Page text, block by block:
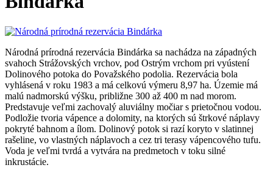
Národná prírodná rezervácia Bindárka sa nachádza na západných
svahoch Strážovských vrchov, pod Ostrým vrchom pri vyústení
Dolinového potoka do Považského podolia. Rezervácia bola
vyhlásená v roku 1983 a má celkovú výmeru 8,97 ha. Územie má
malú nadmorskú výšku, približne 300 až 400 m nad morom.
Predstavuje veľmi zachovalý aluviálny močiar s prietočnou vodou.
Podložie tvoria vápence a dolomity, na ktorých sú štrkové náplavy
pokryté bahnom a ílom. Dolinový potok si razí koryto v slatinnej
rašeline, vo vlastných náplavoch a cez tri terasy vápencového tufu.
Voda je veľmi tvrdá a vytvára na predmetoch v toku silné
inkrustácie.